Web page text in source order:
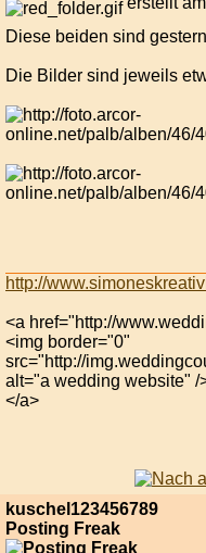
Diese beiden sind
Die Bilder sind jeweils
http://
<a href="http://
<img border="0"
src="http://
alt="a wedding website" /
</a>
kuschel123456789
Posting Freak